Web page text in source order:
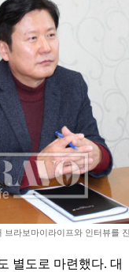
라보마이라이프와 인터뷰를
별도로 마련했다. 대